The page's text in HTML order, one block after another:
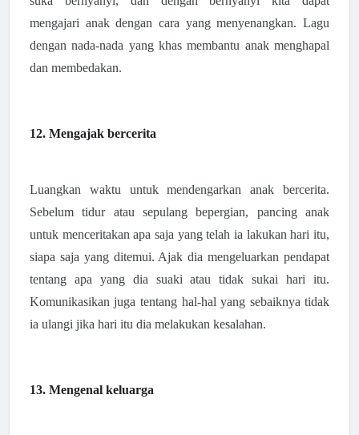
mengajari anak dengan cara yang menyenangkan. Lagu
dengan nada-nada yang khas membantu anak menghapal
dan membedakan.
12. Mengajak bercerita
Luangkan waktu untuk mendengarkan anak bercerita.
Sebelum tidur atau sepulang bepergian, pancing anak
untuk menceritakan apa saja yang telah ia lakukan hari itu,
siapa saja yang ditemui. Ajak dia mengeluarkan pendapat
tentang apa yang dia suaki atau tidak sukai hari itu.
Komunikasikan juga tentang hal-hal yang sebaiknya tidak
ia ulangi jika hari itu dia melakukan kesalahan.
13. Mengenal keluarga